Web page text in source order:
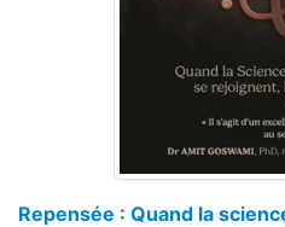
Repensée : Quand la